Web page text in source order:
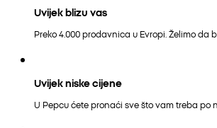
Uvijek blizu vas
Preko 4.000 prodavnica u Evropi. Želimo da
Uvijek niske cijene
U Pepcu ćete pronaći sve što vam treba po